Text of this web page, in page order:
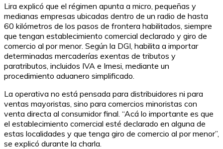
Lira explicó que el régimen apunta a micro, pequeñas y
medianas empresas ubicadas dentro de un radio de hasta
60 kilómetros de los pasos de frontera habilitados, siempre
que tengan establecimiento comercial declarado y giro de
comercio al por menor. Según la DGI, habilita a importar
determinadas mercaderías exentas de tributos y
paratributos, incluidos IVA e Imesi, mediante un
procedimiento aduanero simplificado.
La operativa no está pensada para distribuidores ni para
ventas mayoristas, sino para comercios minoristas con
venta directa al consumidor final. “Acá lo importante es que
el establecimiento comercial esté declarado en alguna de
estas localidades y que tenga giro de comercio al por menor”,
se explicó durante la charla.